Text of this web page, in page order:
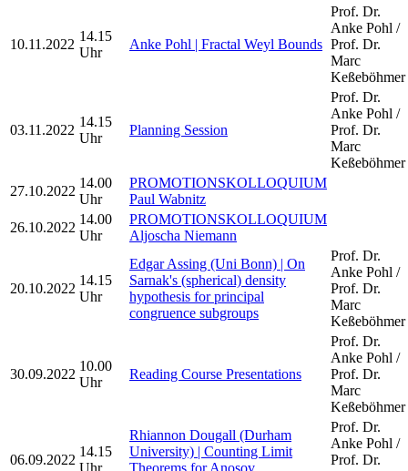
10.11.2022
14.15
Uhr
Anke Pohl | Fractal Weyl Bounds
Prof. Dr.
Anke Pohl /
Prof. Dr.
Marc
Keßeböhmer
03.11.2022
14.15
Uhr
Planning Session
Prof. Dr.
Anke Pohl /
Prof. Dr.
Marc
Keßeböhmer
27.10.2022
14.00
Uhr
PROMOTIONSKOLLOQUIUM
Paul Wabnitz
26.10.2022
14.00
Uhr
PROMOTIONSKOLLOQUIUM
Aljoscha Niemann
20.10.2022
14.15
Uhr
Edgar Assing (Uni Bonn) | On
Sarnak's (spherical) density
hypothesis for principal
congruence subgroups
Prof. Dr.
Anke Pohl /
Prof. Dr.
Marc
Keßeböhmer
30.09.2022
10.00
Uhr
Reading Course Presentations
Prof. Dr.
Anke Pohl /
Prof. Dr.
Marc
Keßeböhmer
06.09.2022
14.15
Uhr
Rhiannon Dougall (Durham
University) | Counting Limit
Theorems for Anosov
Prof. Dr.
Anke Pohl /
Prof. Dr.